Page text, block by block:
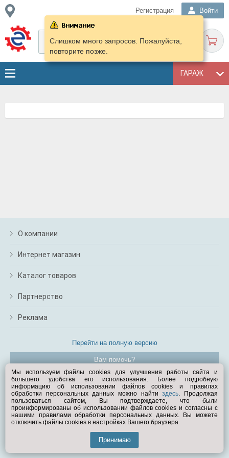
Регистрация Войти
ГАРАЖ
Слишком много запросов. Пожалуйста,
повторите позже.
О компании
Интернет магазин
Каталог товаров
Партнерство
Реклама
Перейти на полную версию
Вам помочь?
© Exist.ru 1998—2026
Мы используем файлы cookies для улучшения работы сайта и
большего удобства его использования. Более подробную
информацию об использовании файлов cookies и правилах
обработки персональных данных можно найтиздесь. Продолжая
пользоваться сайтом, Вы подтверждаете, что были
проинформированы об использовании файлов cookies и согласны с
нашими правилами обработки персональных данных. Вы можете
отключить файлы cookies в настройках Вашего браузера.
Принимаю